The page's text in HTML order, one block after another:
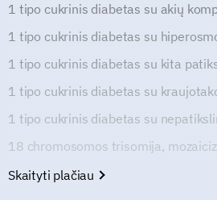
1 tipo cukrinis diabetas su akių
1 tipo cukrinis diabetas su
1 tipo cukrinis diabetas su kita
1 tipo cukrinis diabetas su
1 tipo cukrinis diabetas su
18 chromosomos trisomija,
Skaityti plačiau